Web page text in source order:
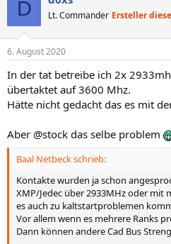
e
:
D Lt. Commander Ersteller
6. August 2020
In der tat betreibe ich 2x
übertaktet auf 3600 Mhz.
Hätte nicht gedacht das es mit
Aber @stock das selbe problem
Baal Netbeck schrieb:
Kontakte wurden ja schon
XMP/Jedec über 2933MHz oder mit
es auch zu kaltstartproblemen
Vor allem wenn es mehrere Ranks
Dann können andere Cad Bus